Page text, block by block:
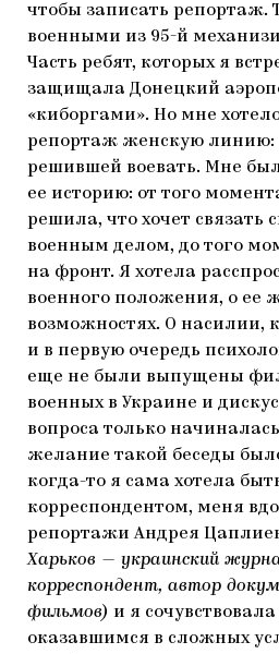
чтобы записать репортаж.
военными из 95-й
Часть ребят, которых я
защищала Донецкий
«киборгами». Но мне
репортаж женскую линию:
решившей воевать. Мне
ее историю: от того
решила, что хочет связать
военным делом, до того
на фронт. Я хотела
военного положения, о ее
возможностях. О насилии,
и в первую очередь
еще не были выпущены
военных в Украине и
вопроса только
желание такой беседы
когда-то я сама хотела
корреспондентом, меня
репортажи Андрея
Харьков — украинский
корреспондент, автор
фильмов) и я
оказавшимся в сложных